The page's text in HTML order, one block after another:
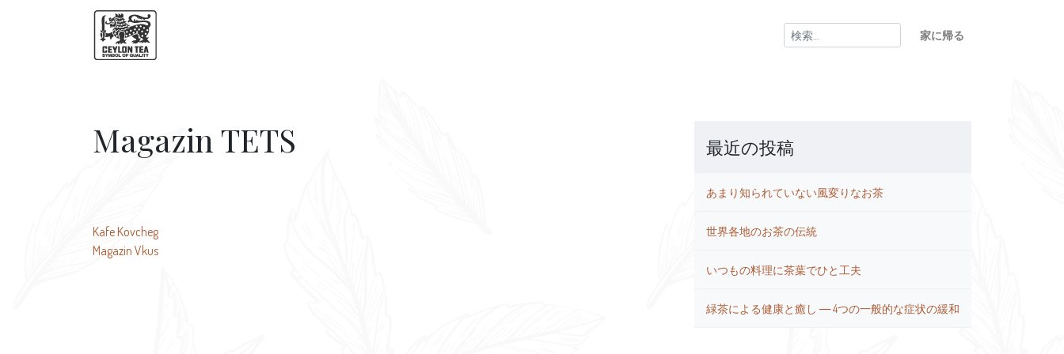
検
索:
家に帰る
最近の投稿
あまり知られていない風変りなお茶
世界各地のお茶の伝統
いつもの料理に茶葉でひと工夫
緑茶による健康と癒し ― 4つの一般的な症状の緩和
Magazin TETS
投
稿
Kafe Kovcheg
Magazin Vkus